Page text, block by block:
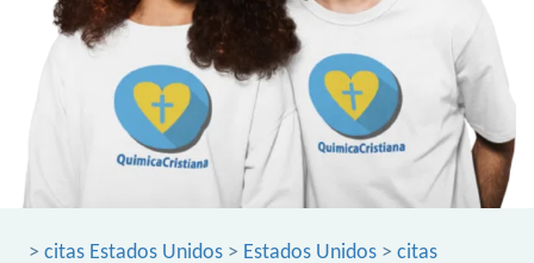
> citas Estados Unidos > Estados Unidos > citas